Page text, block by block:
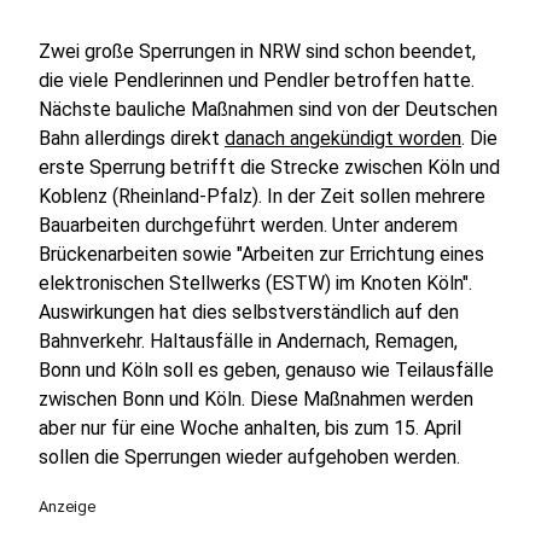
Zwei große Sperrungen in NRW sind schon beendet,
die viele Pendlerinnen und Pendler betroffen hatte.
Nächste bauliche Maßnahmen sind von der Deutschen
Bahn allerdings direkt danach angekündigt worden. Die
erste Sperrung betrifft die Strecke zwischen Köln und
Koblenz (Rheinland-Pfalz). In der Zeit sollen mehrere
Bauarbeiten durchgeführt werden. Unter anderem
Brückenarbeiten sowie "Arbeiten zur Errichtung eines
elektronischen Stellwerks (ESTW) im Knoten Köln".
Auswirkungen hat dies selbstverständlich auf den
Bahnverkehr. Haltausfälle in Andernach, Remagen,
Bonn und Köln soll es geben, genauso wie Teilausfälle
zwischen Bonn und Köln. Diese Maßnahmen werden
aber nur für eine Woche anhalten, bis zum 15. April
sollen die Sperrungen wieder aufgehoben werden.
Anzeige